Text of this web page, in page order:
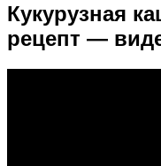
Кукурузная
рецепт —